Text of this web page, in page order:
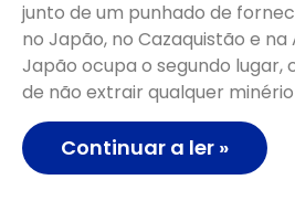
junto de um punhado de
no Japão, no Cazaquistão e na
Japão ocupa o segundo lugar,
de não extrair qualquer
Continuar a ler »